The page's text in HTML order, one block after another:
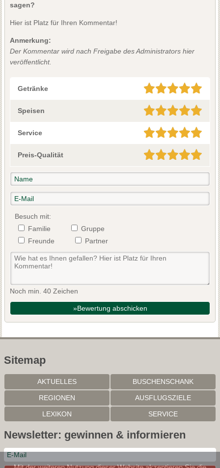
sagen?
Hier ist Platz für Ihren Kommentar!
Anmerkung:
Der Kommentar wird nach Freigabe des Administrators hier
veröffentlicht.
Getränke
Speisen
Service
Preis-Qualität
Besuch mit:
Familie
Gruppe
Freunde
Partner
Noch min. 40 Zeichen
»Bewertung abschicken
Sitemap
AKTUELLES BUSCHENSCHANK
REGIONEN AUSFLUGSZIELE
LEXIKON SERVICE
Newsletter: gewinnen & informieren